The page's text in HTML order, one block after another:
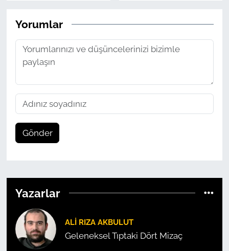
Yorumlar
Gönder
Yazarlar
ALI RIZA AKBULUT
Geleneksel Tıptaki Dört Mizaç